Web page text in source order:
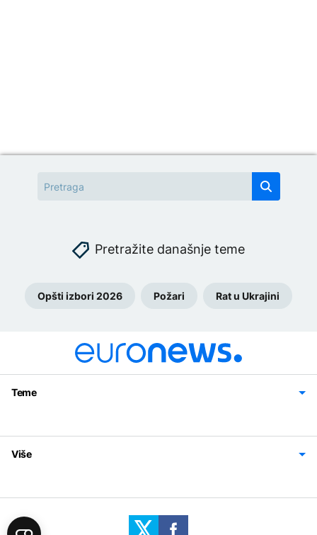
Pretražite današnje teme
Opšti izbori 2026 Požari Rat u Ukrajini
Teme
Svijet
Sport
Magazin
Više
Politika privatnosti
Uslovi korišćenja